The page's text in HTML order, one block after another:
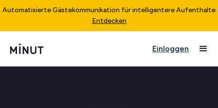
Automatisierte Gästekommunikation für intelligentere Aufenthalte
Entdecken
Einloggen